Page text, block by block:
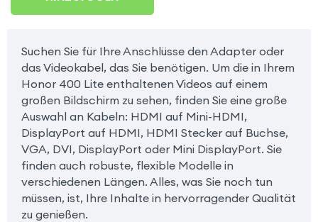
Suchen Sie für Ihre Anschlüsse den Adapter oder
das Videokabel, das Sie benötigen. Um die in Ihrem
Honor 400 Lite enthaltenen Videos auf einem
großen Bildschirm zu sehen, finden Sie eine große
Auswahl an Kabeln: HDMI auf Mini-HDMI,
DisplayPort auf HDMI, HDMI Stecker auf Buchse,
VGA, DVI, DisplayPort oder Mini DisplayPort. Sie
finden auch robuste, flexible Modelle in
verschiedenen Längen. Alles, was Sie noch tun
müssen, ist, Ihre Inhalte in hervorragender Qualität
zu genießen.